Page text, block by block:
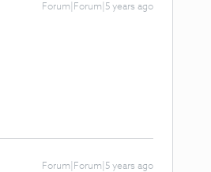
Forum|Forum|5 years ago
Forum|Forum|5 years ago